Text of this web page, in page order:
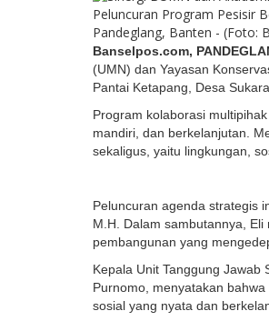
Peluncuran Program Pesisir
Pandeglang, Banten - (Foto:
Banselpos.com,
(UMN) dan Yayasan
Pantai Ketapang, Desa
Program kolaborasi
mandiri, dan berkelanjutan.
sekaligus, yaitu lingkungan,
Peluncuran agenda strategis
M.H. Dalam sambutannya,
pembangunan yang
Kepala Unit Tanggung Jawab
Purnomo, menyatakan
sosial yang nyata dan